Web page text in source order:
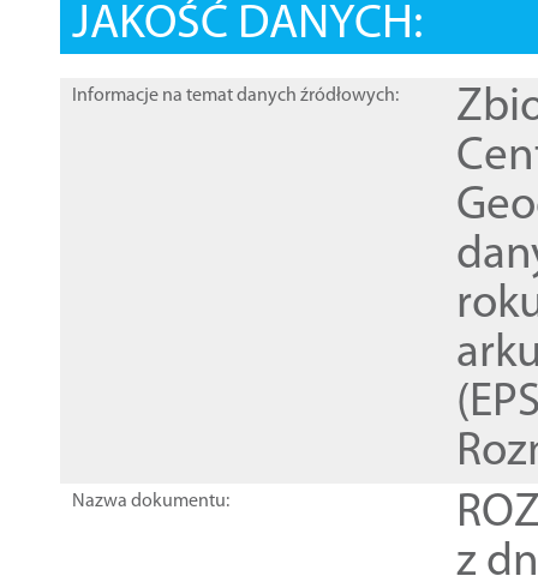
JAKOŚĆ DANYCH:
Informacje na temat danych źródłowych:
Nazwa dokumentu:
z